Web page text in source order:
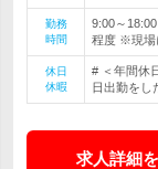
勤務
時間
9:00～
程度 ※現場
休日
休暇
# ＜年間休
日出勤をし
求人詳細